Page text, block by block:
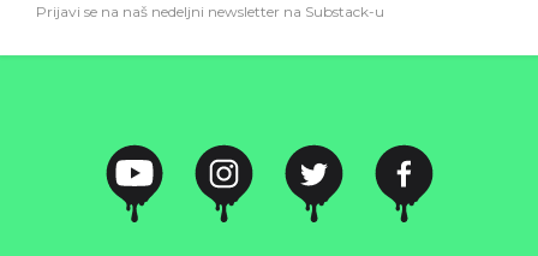
Prijavi se na naš nedeljni newsletter na Substack-u